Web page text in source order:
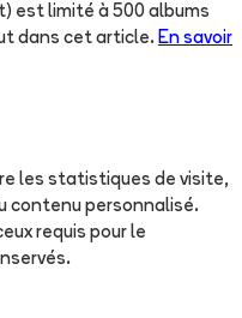
est limité à 500 albums
dans cet article. En savoir
les statistiques de visite,
contenu personnalisé.
requis pour le